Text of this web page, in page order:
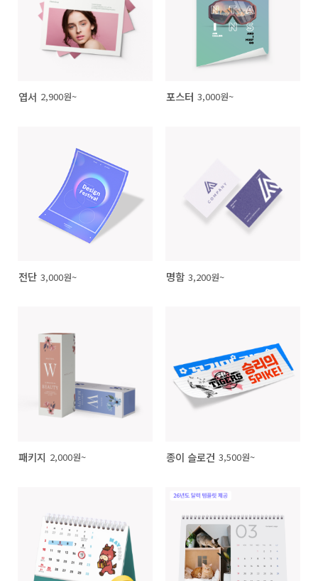
엽서 2,900원~ 포스터 3,000원~
전단 3,000원~ 명함 3,200원~
패키지 2,000원~ 종이 슬로건 3,500원~